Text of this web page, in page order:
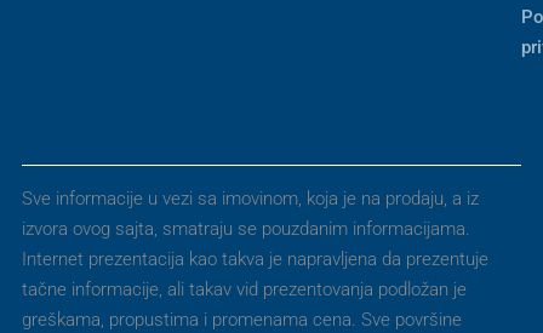
Sve informacije u vezi sa imovinom, koja je na prodaju, a iz
izvora ovog sajta, smatraju se pouzdanim informacijama.
Internet prezentacija kao takva je napravljena da prezentuje
tačne informacije, ali takav vid prezentovanja podložan je
greškama, propustima i promenama cena. Sve površine